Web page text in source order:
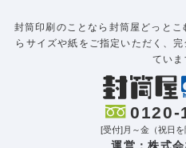
封筒印刷のことなら封筒屋どっと
らサイズや紙をご指定いただく、
ていま
0120-
[受付]月～金（祝日